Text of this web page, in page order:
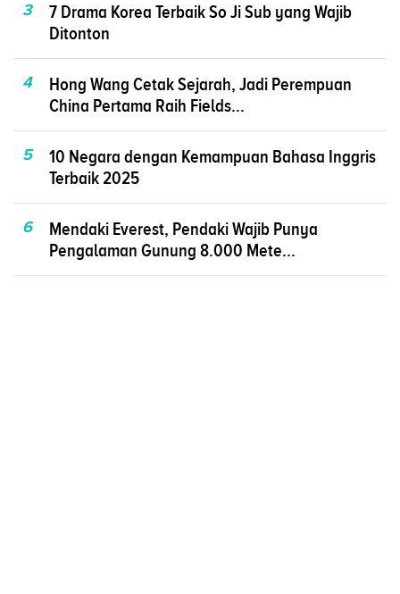
3
7 Drama Korea Terbaik So Ji Sub yang Wajib
Ditonton
4
Hong Wang Cetak Sejarah, Jadi Perempuan
China Pertama Raih Fields...
5
10 Negara dengan Kemampuan Bahasa Inggris
Terbaik 2025
6
Mendaki Everest, Pendaki Wajib Punya
Pengalaman Gunung 8.000 Mete...